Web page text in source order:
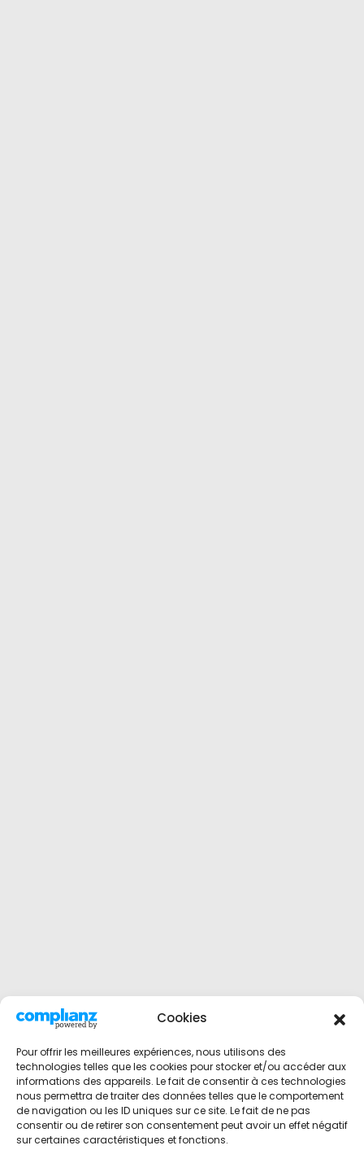
Cookies
Pour offrir les meilleures expériences, nous utilisons des
technologies telles que les cookies pour stocker et/ou accéder aux
informations des appareils. Le fait de consentir à ces technologies
nous permettra de traiter des données telles que le comportement
de navigation ou les ID uniques sur ce site. Le fait de ne pas
consentir ou de retirer son consentement peut avoir un effet négatif
sur certaines caractéristiques et fonctions.